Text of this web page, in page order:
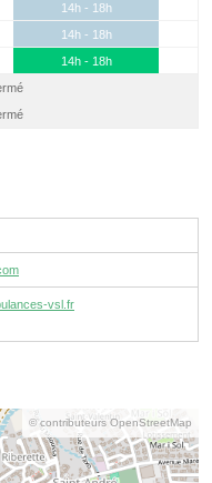
14h - 18h
14h - 18h
14h - 18h
vsl.fr
© contributeurs OpenStreetMap